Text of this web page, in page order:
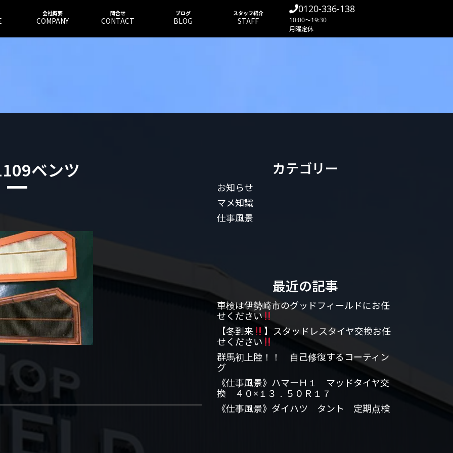
0120-336-138
10:00～19:30
月曜定休
会社概要
COMPANY
問合せ
CONTACT
ブログ
BLOG
スタッフ紹介
STAFF
ベンツ カテゴリー
お知らせ
マメ知識
仕事風景
最近の記事
車検は伊勢崎市のグッドフィールドにお任
せください
【冬到来
】スタッドレスタイヤ交換お任
せください
群馬初上陸！！ 自己修復するコーティン
グ
《仕事風景》ハマーＨ１ マッドタイヤ交
換 ４０×１３．５０Ｒ１７
《仕事風景》ダイハツ タント 定期点検